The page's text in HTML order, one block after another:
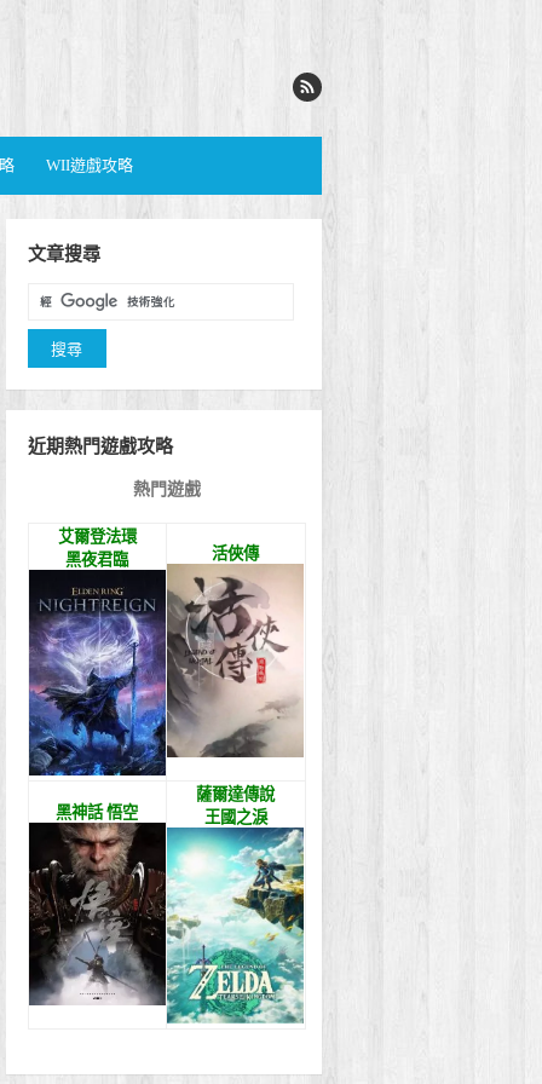
WII遊戲攻略
文章搜尋
近期熱門遊戲攻略
熱門遊戲
艾爾登法環
黑夜君臨
活俠傳
黑神話 悟空
薩爾達傳說
王國之淚